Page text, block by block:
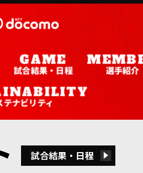
試合結果・日程 選手紹介
テナビリティ
試合結果・日程